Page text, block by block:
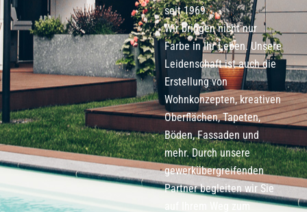
seit 1969.
Wir bringen nicht nur
Farbe in Ihr Leben. Unsere
Leidenschaft ist auch die
Erstellung von
Wohnkonzepten, kreativen
Oberflächen, Tapeten,
Böden, Fassaden und
mehr. Durch unsere
gewerkübergreifenden
Partner begleiten wir Sie
auf Ihrem Weg zum